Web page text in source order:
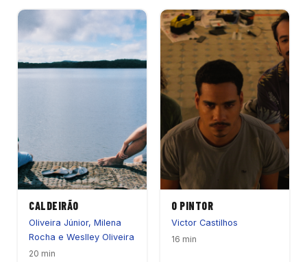
CALDEIRÃO
Oliveira Júnior, Milena
Rocha e Weslley Oliveira
20 min
O PINTOR
Victor Castilhos
16 min